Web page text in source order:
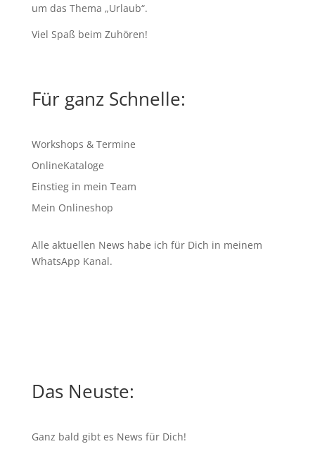
um das Thema „Urlaub“.
Viel Spaß beim Zuhören!
Für ganz Schnelle:
Workshops & Termine
OnlineKataloge
Einstieg in mein Team
Mein Onlineshop
Alle aktuellen News habe ich für Dich in meinem
WhatsApp Kanal.
Das Neuste:
Ganz bald gibt es News für Dich!